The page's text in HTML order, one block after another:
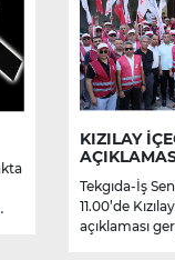
KIZILAY
Tekgıda-İş
11.00’de
açıklaması